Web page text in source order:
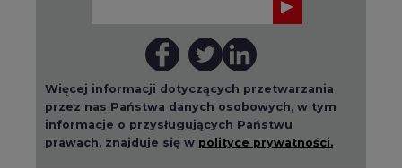
Więcej informacji dotyczących przetwarzania
przez nas Państwa danych osobowych, w tym
informacje o przysługujących Państwu
prawach, znajduje się w polityce prywatności.
Raporty branżowe